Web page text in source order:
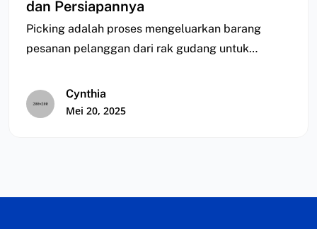
dan Persiapannya
Picking adalah proses mengeluarkan barang
pesanan pelanggan dari rak gudang untuk
Cynthia
Mei 20, 2025